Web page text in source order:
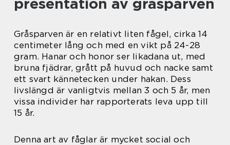
presentation av gråsparven
Gråsparven är en relativt liten fågel, cirka 14
centimeter lång och med en vikt på 24-28
gram. Hanar och honor ser likadana ut, med
bruna fjädrar, grått på huvud och nacke samt
ett svart kännetecken under hakan. Dess
livslängd är vanligtvis mellan 3 och 5 år, men
vissa individer har rapporterats leva upp till
15 år.
Denna art av fåglar är mycket social och